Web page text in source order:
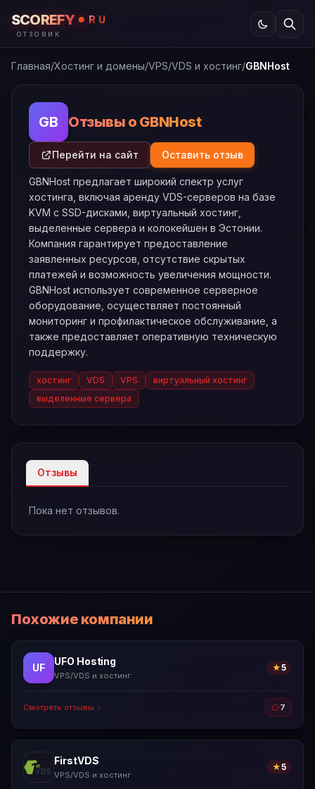
SCOREFY RU
ОТЗОВИК
Главная/Хостинг и домены/VPS/VDS и хостинг/GBNHost
GB Отзывы о GBNHost
Перейти на сайт Оставить отзыв
GBNHost предлагает широкий спектр услуг
хостинга, включая аренду VDS-серверов на базе
KVM с SSD-дисками, виртуальный хостинг,
выделенные сервера и колокейшен в Эстонии.
Компания гарантирует предоставление
заявленных ресурсов, отсутствие скрытых
платежей и возможность увеличения мощности.
GBNHost использует современное серверное
оборудование, осуществляет постоянный
мониторинг и профилактическое обслуживание, а
также предоставляет оперативную техническую
поддержку.
хостинг VDS VPS
виртуальный хостинг
выделенные сервера
Отзывы
Пока нет отзывов.
Похожие компании
UF
UFO Hosting
VPS/VDS и хостинг
★5
Смотреть отзывы 7
FirstVDS
VPS/VDS и хостинг
★5